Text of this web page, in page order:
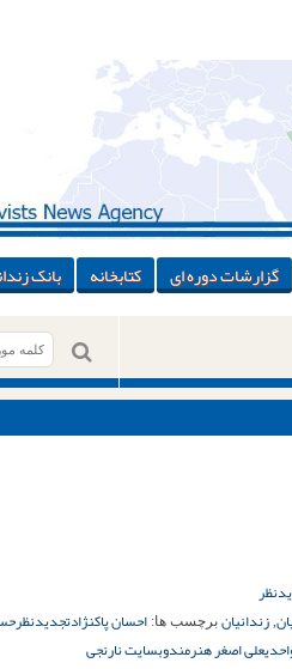
گزارشات دوره ای کتابخانه بانک
, زندانیان برچسب ها: احسان پاکنژادتجدیدنظر
علی اصغر هنرمندوبسایت نارنجی